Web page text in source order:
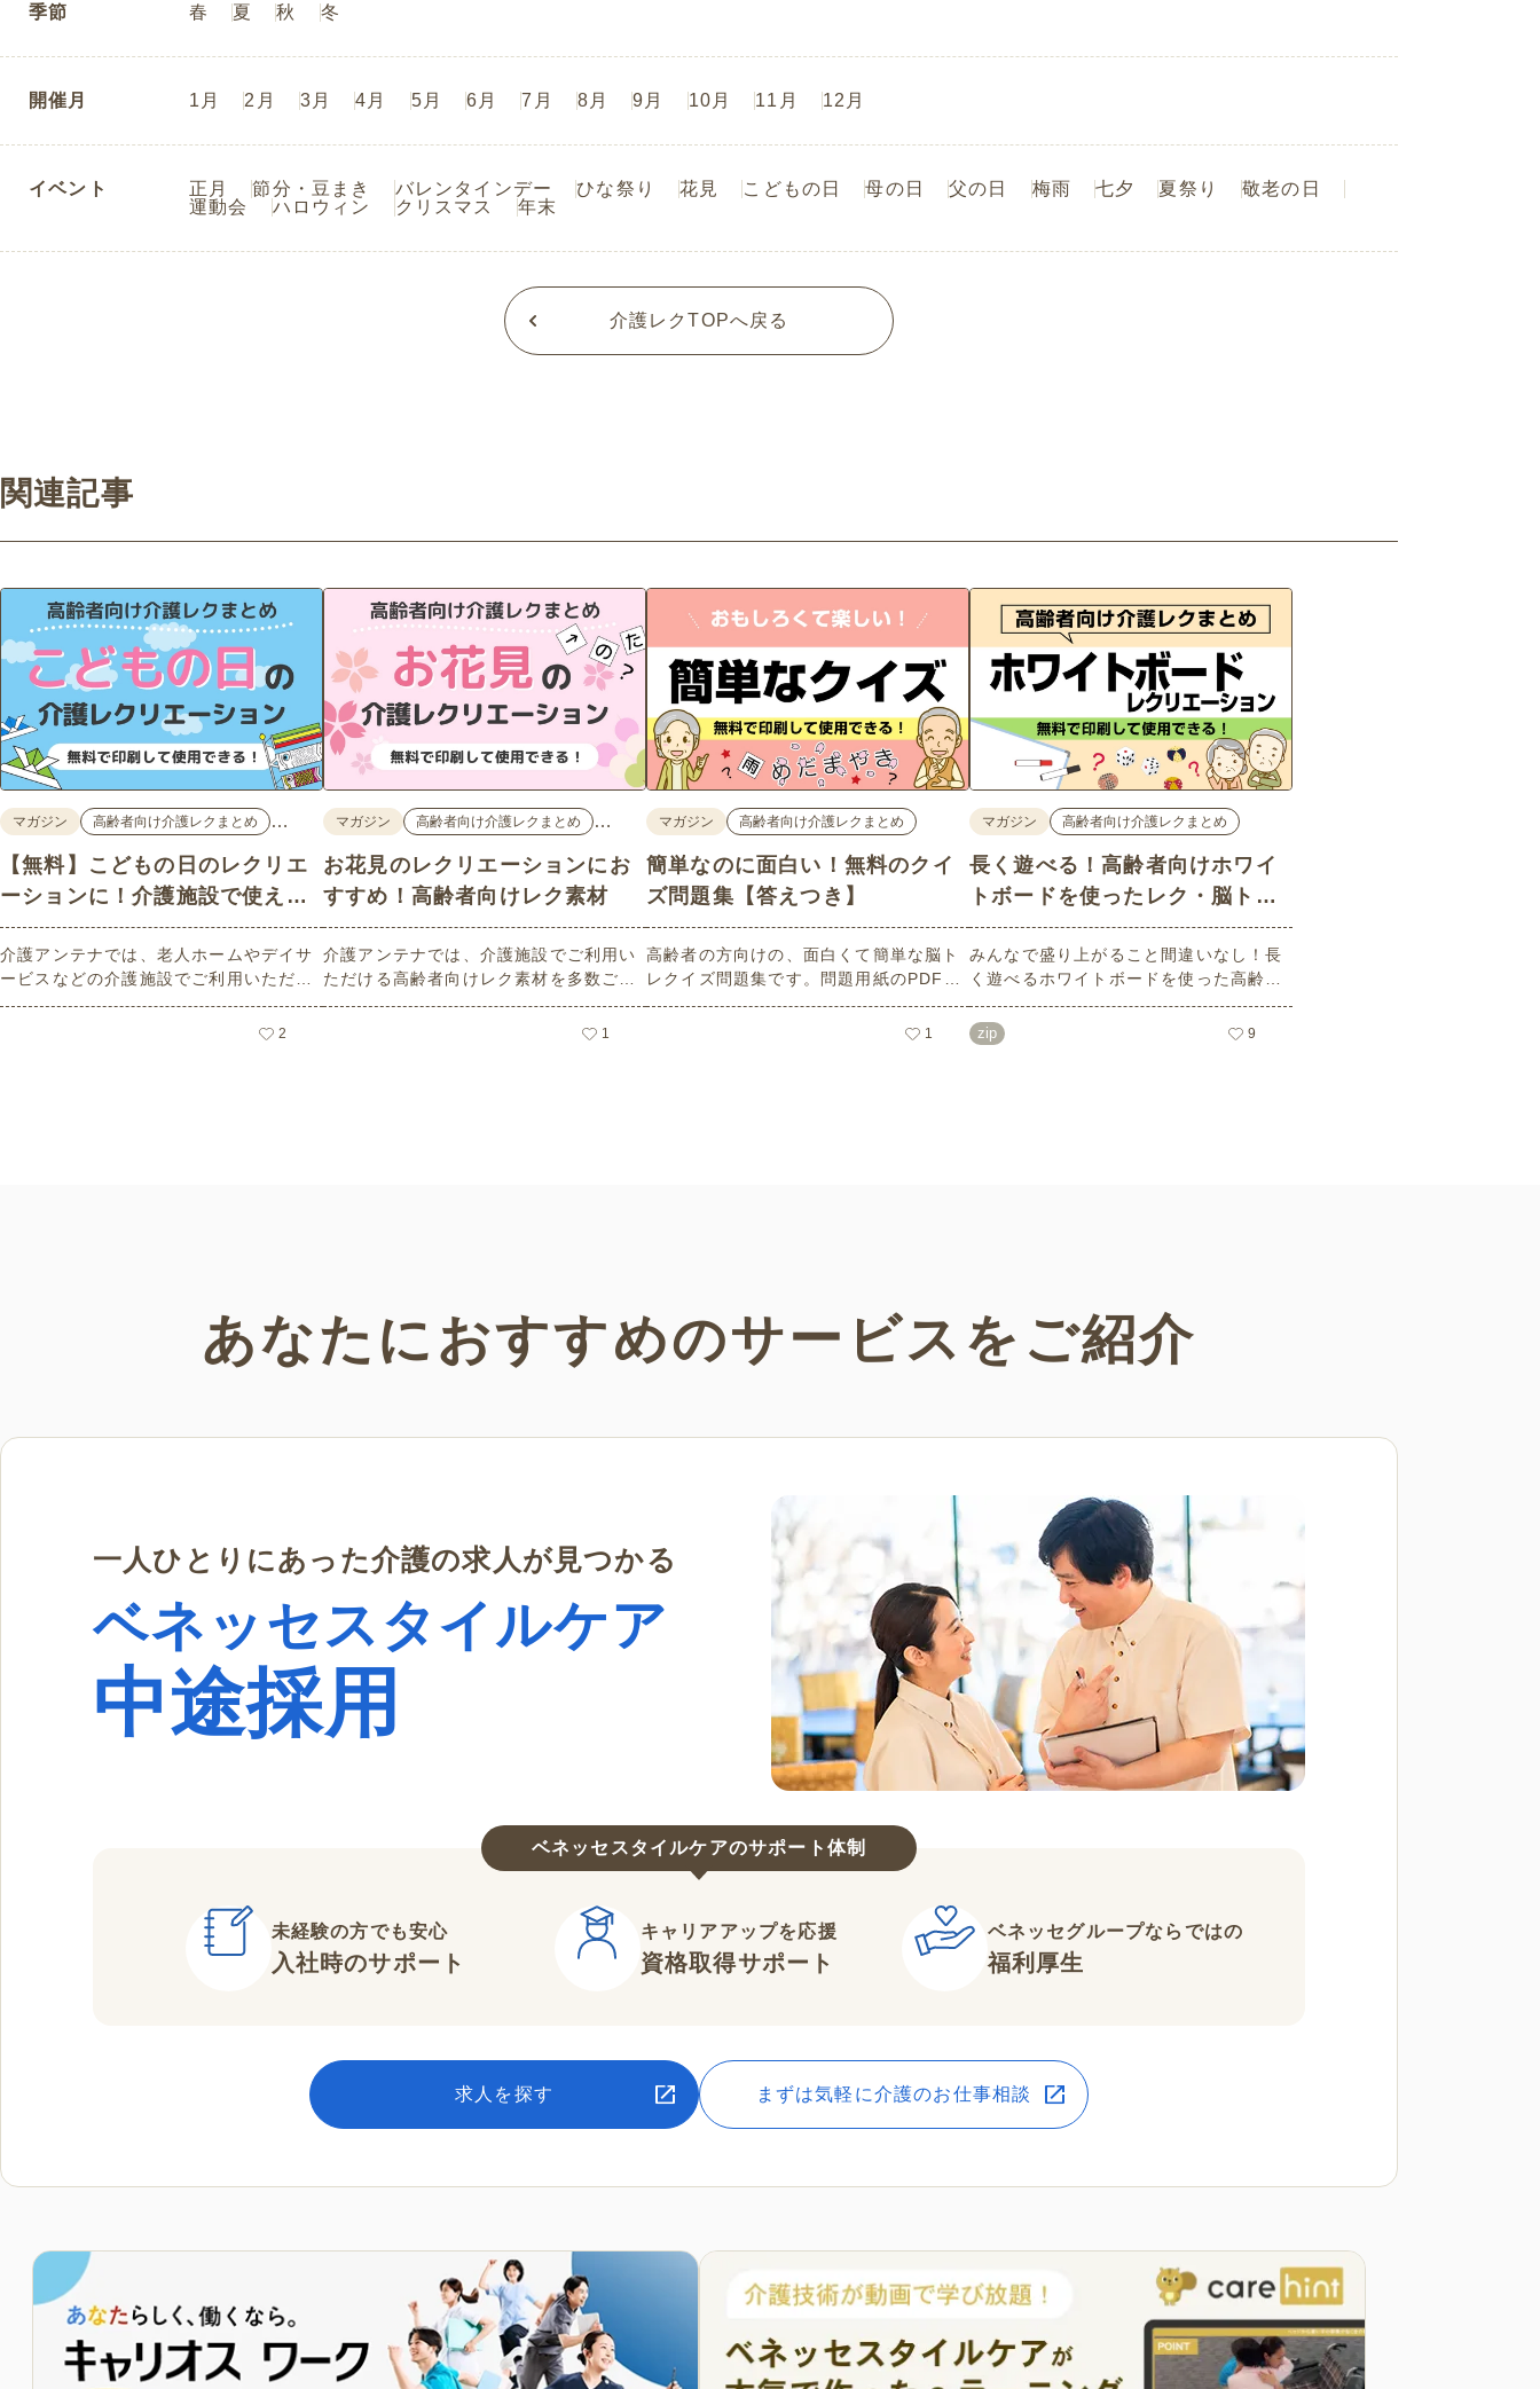
季節 春 夏 秋 冬
開催月 1月 2月 3月 4月 5月 6月 7月 8月 9月 10月 11月 12月
イベント 正月 節分・豆まき バレンタインデー ひな祭り 花見 こどもの日 母の日 父の日 梅雨 七夕 夏祭り
敬老の日
運動会
ハロウィン クリスマス 年末
介護レクTOPへ戻る
関連記事
マガジン 高齢者向け介護レクまとめ …
【無料】こどもの日のレクリエ
ーションに！介護施設で使える
高齢者向けレク素材
介護アンテナでは、老人ホームやデイサ
ービスなどの介護施設でご利用いただけ
る高齢者向けレク素材を多数ご用意して
います。今回はそのなかから、「こども
2
マガジン 高齢者向け介護レクまとめ …
お花見のレクリエーションにお
すすめ！高齢者向けレク素材
介護アンテナでは、介護施設でご利用い
ただける高齢者向けレク素材を多数ご用
意しています。今回はそのなかから、春
のレクリエーションにぴったりな「お花
1
マガジン 高齢者向け介護レクまとめ
簡単なのに面白い！無料のクイ
ズ問題集【答えつき】
高齢者の方向けの、面白くて簡単な脳ト
レクイズ問題集です。問題用紙のPDFは
A4サイズで無料印刷可能。答え付きです
から、便利に使えます。日々のレクリエ
1
マガジン 高齢者向け介護レクまとめ
長く遊べる！高齢者向けホワイ
トボードを使ったレク・脳トレ
ゲーム10選
みんなで盛り上がること間違いなし！長
く遊べるホワイトボードを使った高齢者
向けレクリエーション・脳トレゲームを
10種類ご紹介します。無料の会員登録で
ルールや進め方のほかに実施時の参加者
zip 9
あなたにおすすめのサービスをご紹介
一人ひとりにあった介護の求人が見つかる
ベネッセスタイルケア
中途採用
ベネッセスタイルケアのサポート体制
未経験の方でも安心
入社時のサポート
キャリアアップを応援
資格取得サポート
ベネッセグループならではの
福利厚生
求人を探す まずは気軽に介護のお仕事相談